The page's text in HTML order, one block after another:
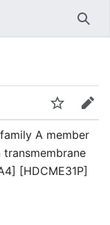
Следить
A member
[HDCME31P]